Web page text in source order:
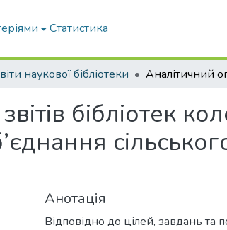
Статистика
наукової бібліотеки
бібліотек
Анотація
Відповідно до цілей, завдань